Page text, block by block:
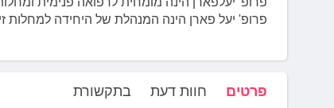
פרופ' יעל פארן הינה המנהלת של היחידה למחלות
פרטים חוות דעת בתקשורת